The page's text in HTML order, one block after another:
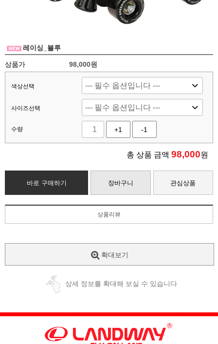
레이싱_블루
상품가 98,000원
색상선택
사이즈선택
수량 +1 -1
총 상품 금액 98,000원
바로 구매하기 장바구니 관심상품
상품리뷰
확대보기
상세 정보를 확대해 보실 수 있습니다